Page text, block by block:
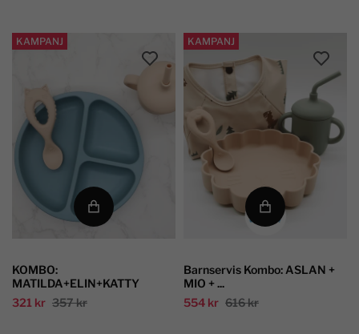
KAMPANJ
KOMBO:
MATILDA+ELIN+KATTY
321 kr 357 kr
KAMPANJ
Barnservis Kombo: ASLAN +
MIO + ...
554 kr 616 kr